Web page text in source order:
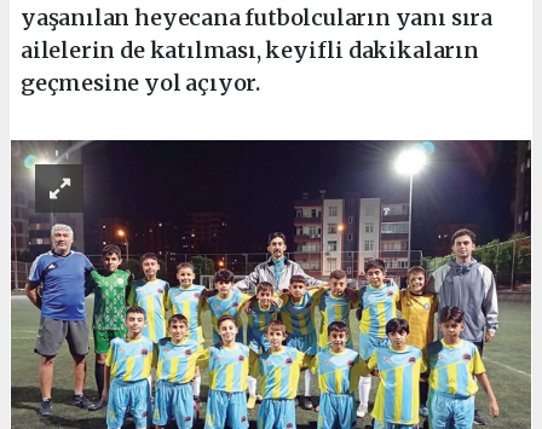
yaşanılan heyecana futbolcuların yanı sıra
ailelerin de katılması, keyifli dakikaların
geçmesine yol açıyor.